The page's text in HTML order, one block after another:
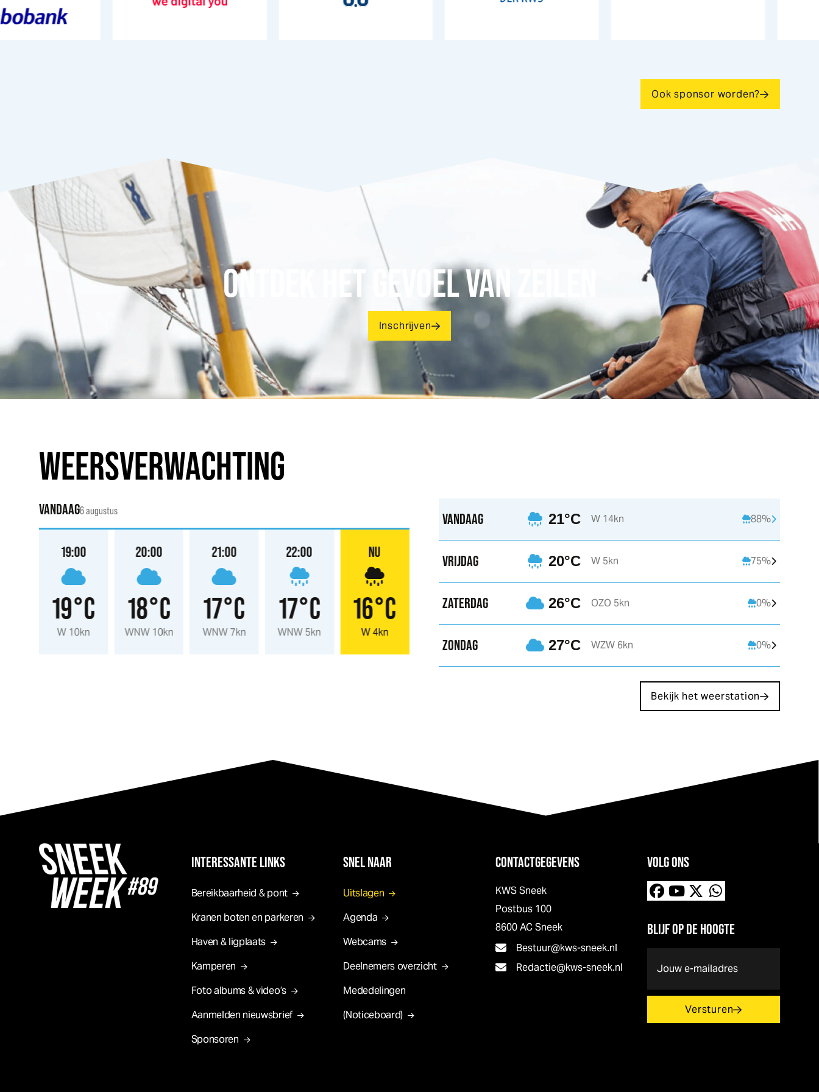
Ook sponsor worden?
ONTDEK HET GEVOEL VAN ZEILEN
Inschrijven
WEERSVERWACHTING
VANDAAG6 augustus
19:00
19°C
W 10kn
20:00
18°C
WNW 10kn
21:00
17°C
WNW 7kn
22:00
17°C
WNW 5kn
NU
16°C
W 4kn
VANDAAG 21°C W 14kn 88%
VRIJDAG 20°C W 5kn 75%
ZATERDAG 26°C OZO 5kn 0%
ZONDAG 27°C WZW 6kn 0%
Bekijk het weerstation
INTERESSANTE LINKS
Bereikbaarheid & pont
Kranen boten en parkeren
Haven & ligplaats
Kamperen
Foto albums & video’s
Aanmelden nieuwsbrief
Sponsoren
SNEL NAAR
Uitslagen
Agenda
Webcams
Deelnemers overzicht
Mededelingen
(Noticeboard)
CONTACTGEGEVENS
KWS Sneek
Postbus 100
8600 AC Sneek
Bestuur@kws-sneek.nl
Redactie@kws-sneek.nl
VOLG ONS
BLIJF OP DE HOOGTE
mailadres(Vereist)
Versturen